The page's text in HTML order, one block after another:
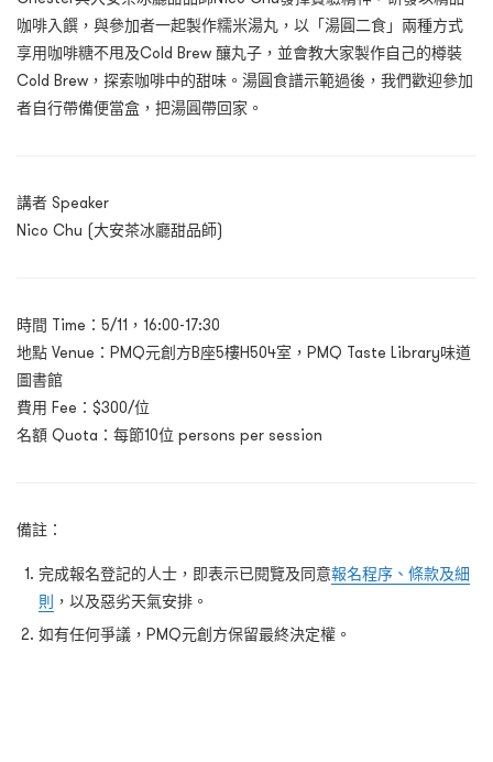
咖啡入饌，與參加者一起製作糯米湯丸，以「湯圓二食」兩種方式
享用咖啡糖不甩及Cold Brew 釀丸子，並會教大家製作自己的樽裝
Cold Brew，探索咖啡中的甜味。湯圓食譜示範過後，我們歡迎參加
者自行帶備便當盒，把湯圓帶回家。
講者 Speaker
Nico Chu (大安茶冰廳甜品師)
時間 Time：5/11，16:00-17:30
地點 Venue：PMQ元創方B座5樓H504室，PMQ Taste Library味道
圖書館
費用 Fee：$300/位
名額 Quota：每節10位 persons per session
備註：
完成報名登記的人士，即表示已閱覽及同意報名程序、條款及細
則 ，以及惡劣天氣安排。
如有任何爭議，PMQ元創方保留最終決定權。